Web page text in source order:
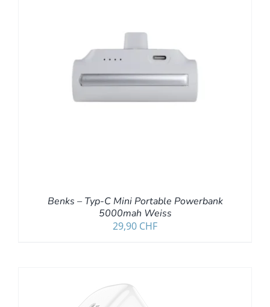
Benks – Typ-C Mini Portable Powerbank
5000mah Weiss
29,90 CHF